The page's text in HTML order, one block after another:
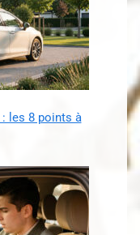
les 8 points à